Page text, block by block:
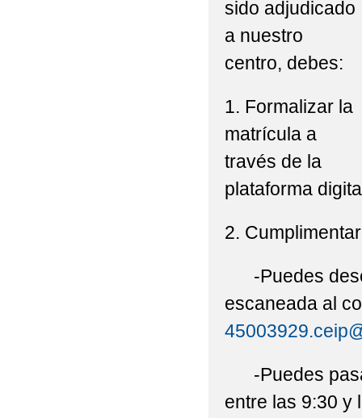
sido adjudicado
a nuestro
centro, debes:
1. Formalizar la
matrícula a
través de la
plataforma
2.
-Puedes
escaneada al
-Puedes
entre las 9:30 y